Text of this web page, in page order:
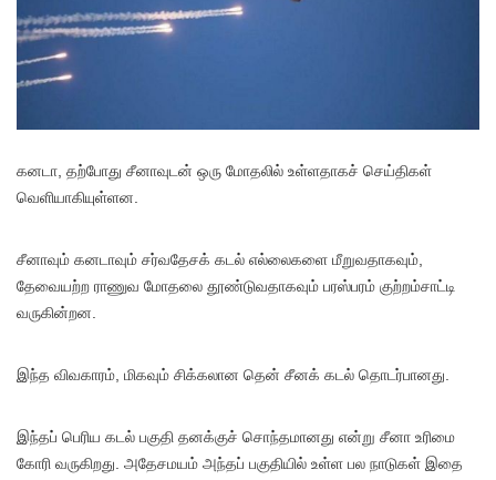
கனடா, தற்போது சீனாவுடன் ஒரு மோதலில் உள்ளதாகச் செய்திகள்
வெளியாகியுள்ளன.
சீனாவும் கனடாவும் சர்வதேசக் கடல் எல்லைகளை மீறுவதாகவும்,
தேவையற்ற ராணுவ மோதலை தூண்டுவதாகவும் பரஸ்பரம் குற்றம்சாட்டி
வருகின்றன.
இந்த விவகாரம், மிகவும் சிக்கலான தென் சீனக் கடல் தொடர்பானது.
இந்தப் பெரிய கடல் பகுதி தனக்குச் சொந்தமானது என்று சீனா உரிமை
கோரி வருகிறது. அதேசமயம் அந்தப் பகுதியில் உள்ள பல நாடுகள் இதை